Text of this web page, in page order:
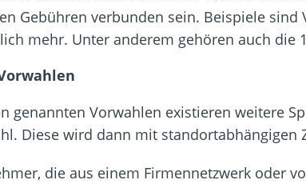
Gebühren verbunden sein. Beispiele
mehr. Unter anderem gehören auch die
genannten Vorwahlen existieren weitere
Diese wird dann mit standortabhängigen
die aus einem Firmennetzwerk oder